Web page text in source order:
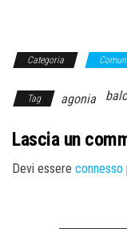
Categoria
Tag agonia
Lascia un
Devi essere connesso